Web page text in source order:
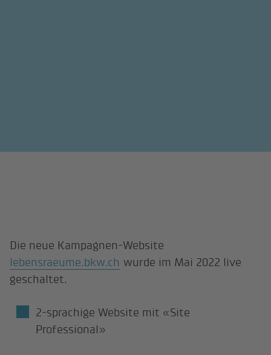
Die neue Kampagnen-Website
lebensraeume.bkw.ch wurde im Mai 2022 live
geschaltet.
2-sprachige Website mit «Site
Professional»